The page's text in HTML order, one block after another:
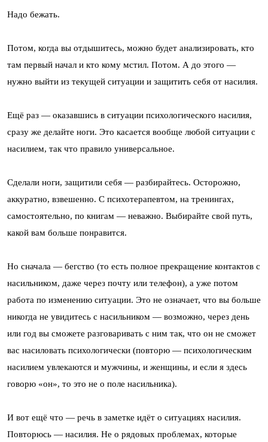
Надо бежать.
Потом, когда вы отдышитесь, можно будет анализировать, кто
там первый начал и кто кому мстил. Потом. А до этого —
нужно выйти из текущей ситуации и защитить себя от насилия.
Ещё раз — оказавшись в ситуации психологического насилия,
сразу же делайте ноги. Это касается вообще любой ситуации с
насилием, так что правило универсальное.
Сделали ноги, защитили себя — разбирайтесь. Осторожно,
аккуратно, взвешенно. С психотерапевтом, на тренингах,
самостоятельно, по книгам — неважно. Выбирайте свой путь,
какой вам больше понравится.
Но сначала — бегство (то есть полное прекращение контактов с
насильником, даже через почту или телефон), а уже потом
работа по изменению ситуации. Это не означает, что вы больше
никогда не увидитесь с насильником — возможно, через день
или год вы сможете разговаривать с ним так, что он не сможет
вас насиловать психологически (повторю — психологическим
насилием увлекаются и мужчины, и женщины, и если я здесь
говорю «он», то это не о поле насильника).
И вот ещё что — речь в заметке идёт о ситуациях насилия.
Повторюсь — насилия. Не о рядовых проблемах, которые